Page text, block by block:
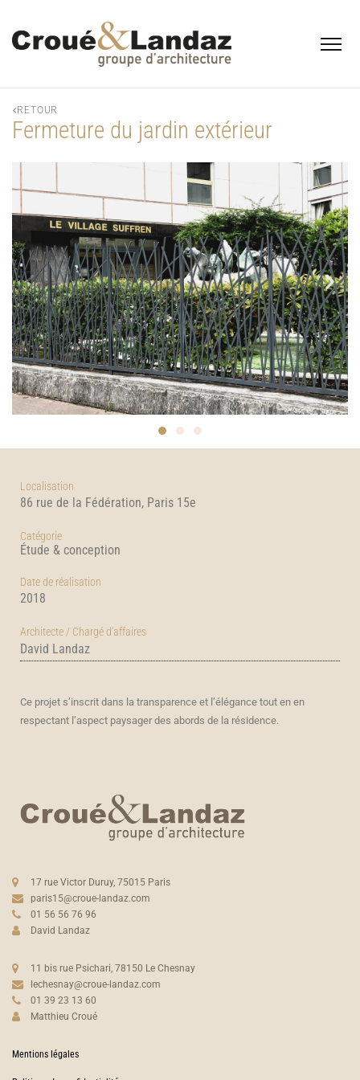
RETOUR
Fermeture du jardin extérieur
Localisation
86 rue de la Fédération, Paris 15e
Catégorie
Étude & conception
Date de réalisation
2018
Architecte / Chargé d'affaires
David Landaz
Ce projet s’inscrit dans la transparence et l’élégance tout en en
respectant l’aspect paysager des abords de la résidence.
17 rue Victor Duruy, 75015 Paris
paris15@croue-landaz.com
01 56 56 76 96
David Landaz
11 bis rue Psichari, 78150 Le Chesnay
lechesnay@croue-landaz.com
01 39 23 13 60
Matthieu Croué
Mentions légales